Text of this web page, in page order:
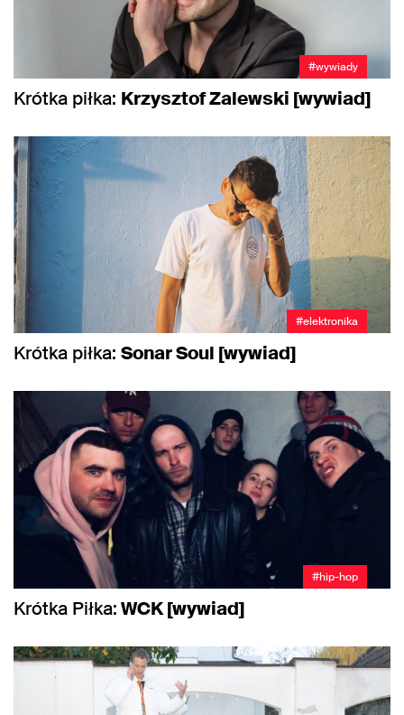
#wywiady
Krótka piłka: Krzysztof Zalewski [wywiad]
#elektronika
Krótka piłka: Sonar Soul [wywiad]
#hip-hop
Krótka Piłka:WCK [wywiad]